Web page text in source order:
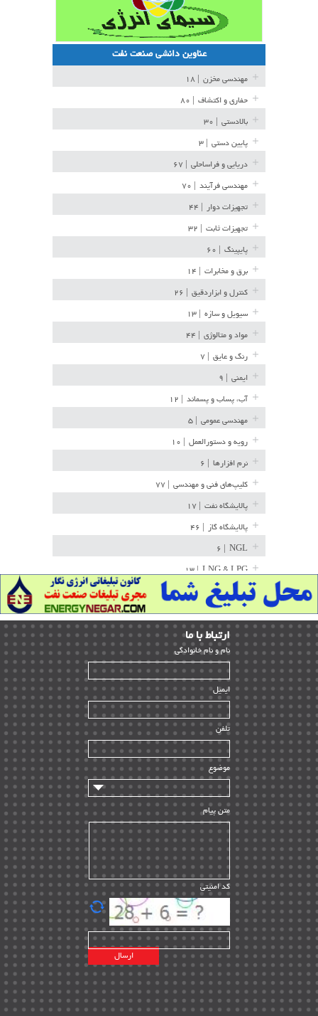
عناوین دانشی صنعت نفت
مهندسی مخزن
حفاری و اکتشاف
بالادستی
پایین دستی
دریایی و فراساحلی
مهندسی فرآیند
تجهیزات دوار
تجهیزات ثابت
پایپینگ
برق و مخابرات
کنترل و ابزاردقیق
سیویل و سازه
مواد و متالوژی
رنگ و عایق
ایمنی
آب، پساب و پسماند
مهندسی عمومی
رویه و دستورالعمل
نرم افزارها
کلیپ‌های فنی و مهندسی
پالایشگاه نفت
پالایشگاه گاز
NGL
LNG & LPG | ۱۳
خط لوله | ۳۶
مخازن ذخیره | ۱۵
پتروشیمی | ۱۴
بازرسی و QC | ۱۵
HSE | ۳۹
ساخت و نصب | ۱۲
راه اندازی | ۹
سازندگان و تامین کنندگان | ۱۰
تامین مالی و سرمایه گذاری | ۳۲
ماشین آلات
مدیریت پروژه
مدیریت دانش
مدیریت سازمانی و عمومی | ۲
تأمین کالا | ۱۳
EPC | ۲۰
پیمانکاران بین المللی | ۸
اطلاعات انرژی کشورها | ۱۴
پروژه های خارجی | ۱۵
نقشه های نفت و گاز خارجی | ۱۰
شرکت های نفتی | ۱۴
ارﺗﺒﺎط ﺑﺎ ما
ﻧﺎم و ﻧﺎم ﺧﺎﻧﻮادﮔﻰ
ایمیل
تلفن
موضوع
متن پیام
کد امنیتی